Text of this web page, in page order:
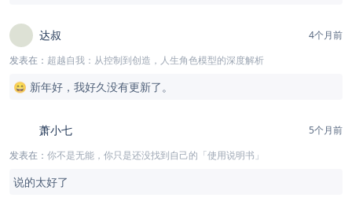
达叔
4个月前
发表在： 超越自我：从控制到创造，人生角色模型的深度解析
😄 新年好，我好久没有更新了。
萧小七
5个月前
发表在： 你不是无能，你只是还没找到自己的「使用说明书」
说的太好了